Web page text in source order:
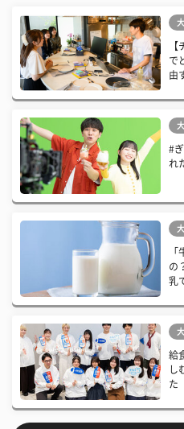
で
由
#
れ
の
乳
給
し
た